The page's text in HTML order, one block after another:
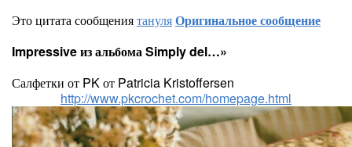
Это цитата сообщениятануляОригинальное сообщение
Impressive из альбома Simply del…»
Салфетки от PK от Patricia Kristoffersen
http://www.pkcrochet.com/homepage.html